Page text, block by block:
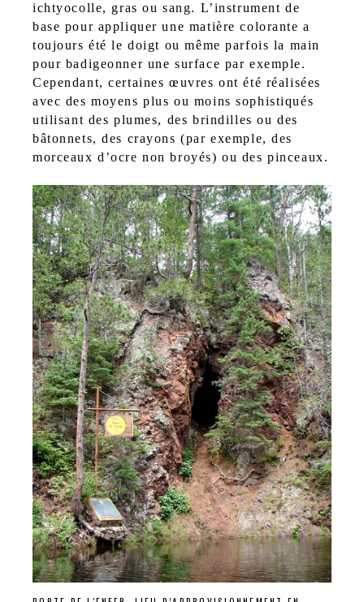
ichtyocolle, gras ou sang. L’instrument de
base pour appliquer une matière colorante a
toujours été le doigt ou même parfois la main
pour badigeonner une surface par exemple.
Cependant, certaines œuvres ont été réalisées
avec des moyens plus ou moins sophistiqués
utilisant des plumes, des brindilles ou des
bâtonnets, des crayons (par exemple, des
morceaux d’ocre non broyés) ou des pinceaux.